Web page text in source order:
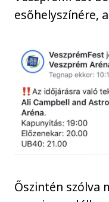
esőhelyszínére,
Őszintén szólva